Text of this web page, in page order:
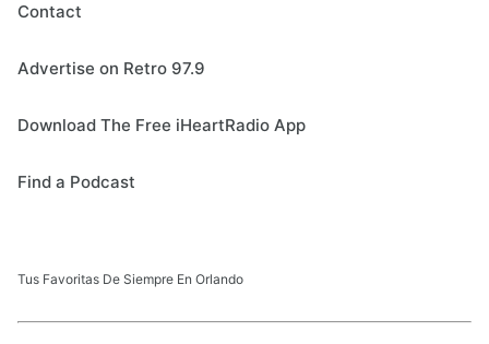
Contact
Advertise on Retro 97.9
Download The Free iHeartRadio App
Find a Podcast
Tus Favoritas De Siempre En Orlando